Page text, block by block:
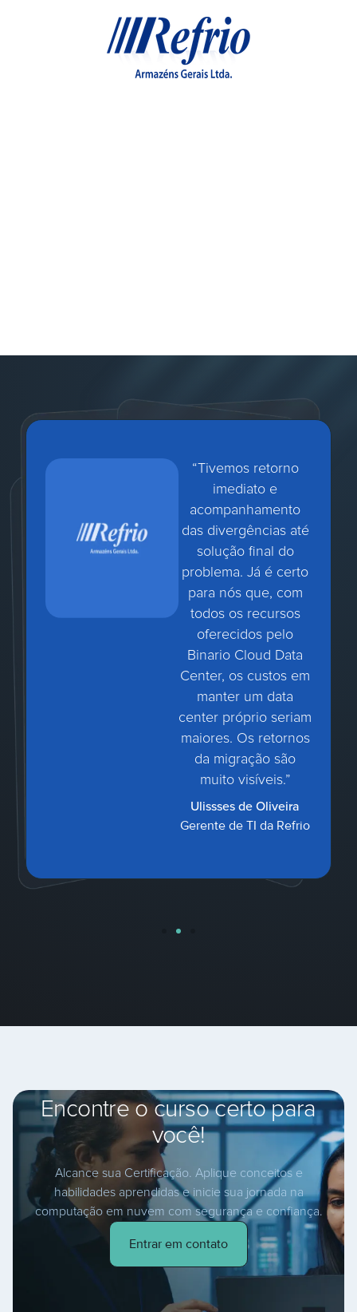
“Tivemos retorno
imediato e
acompanhamento
das divergências até
solução final do
problema. Já é certo
para nós que, com
todos os recursos
oferecidos pelo
Binario Cloud Data
Center, os custos em
manter um data
center próprio seriam
maiores. Os retornos
da migração são
muito visíveis.”
Ulissses de Oliveira
Gerente de TI da Refrio
Encontre o curso certo para
você!
Alcance sua Certificação. Aplique conceitos e
habilidades aprendidas e inicie sua jornada na
computação em nuvem com segurança e confiança.
Entrar em contato